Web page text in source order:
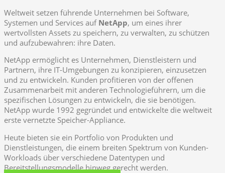
Weltweit setzen führende Unternehmen bei Software,
Systemen und Services auf NetApp, um eines ihrer
wertvollsten Assets zu speichern, zu verwalten, zu schützen
und aufzubewahren: ihre Daten.
NetApp ermöglicht es Unternehmen, Dienstleistern und
Partnern, ihre IT-Umgebungen zu konzipieren, einzusetzen
und zu entwickeln. Kunden profitieren von der offenen
Zusammenarbeit mit anderen Technologieführern, um die
spezifischen Lösungen zu entwickeln, die sie benötigen.
NetApp wurde 1992 gegründet und entwickelte die weltweit
erste vernetzte Speicher-Appliance.
Heute bieten sie ein Portfolio von Produkten und
Dienstleistungen, die einem breiten Spektrum von Kunden-
Workloads über verschiedene Datentypen und
Bereitstellungsmodelle hinweg gerecht werden.